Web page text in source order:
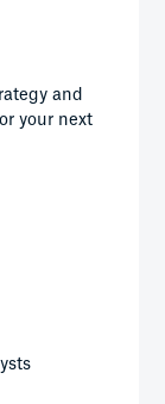
and
your next